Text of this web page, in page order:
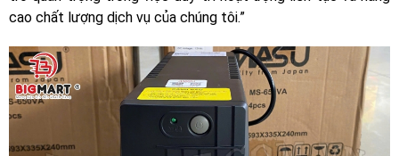
cao chất lượng dịch vụ của chúng tôi.”